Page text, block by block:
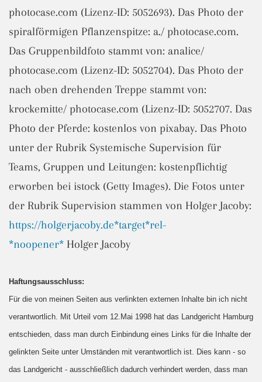
photocase.com (Lizenz-ID: 5052693). Das Photo der
spiralförmigen Pflanzenspitze: a./ photocase.com.
Das Gruppenbildfoto stammt von: analice/
photocase.com (Lizenz-ID: 5052704). Das Photo der
nach oben drehenden Treppe stammt von:
krockemitte/ photocase.com (Lizenz-ID: 5052707. Das
Photo der Pferde: kostenlos von pixabay. Das Photo
unter der Rubrik Systemische Supervision für
Teams, Gruppen und Leitungen: kostenpflichtig
erworben bei istock (Getty Images). Die Fotos unter
der Rubrik Supervision stammen von Holger Jacoby:
https://holgerjacoby.de*target*rel-
*noopener* Holger Jacoby
Haftungsausschluss:
Für die von meinen Seiten aus verlinkten externen Inhalte bin ich nicht
verantwortlich. Mit Urteil vom 12.Mai 1998 hat das Landgericht Hamburg
entschieden, dass man durch Einbindung eines Links für die Inhalte der
gelinkten Seite unter Umständen mit verantwortlich ist. Dies kann - so
das Landgericht - ausschließlich dadurch verhindert werden, dass man